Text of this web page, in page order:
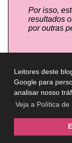
Leitores deste
Google para
analisar nosso
Veja a Política de
Por isso,
resultados
por outras
LULU ON THE SKY -